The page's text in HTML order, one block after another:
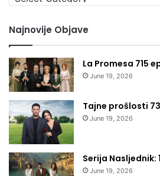
kategoriju
Najnovije Objave
La Promesa 715
June 19, 2026
Tajne prošlosti
June 19, 2026
Serija Nasljednik:
June 19, 2026